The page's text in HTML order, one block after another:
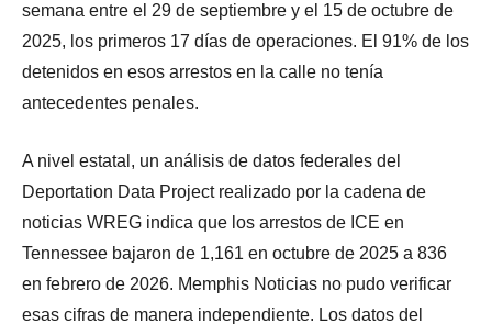
semana entre el 29 de septiembre y el 15 de octubre de
2025, los primeros 17 días de operaciones. El 91% de los
detenidos en esos arrestos en la calle no tenía
antecedentes penales.
A nivel estatal, un análisis de datos federales del
Deportation Data Project realizado por la cadena de
noticias WREG indica que los arrestos de ICE en
Tennessee bajaron de 1,161 en octubre de 2025 a 836
en febrero de 2026. Memphis Noticias no pudo verificar
esas cifras de manera independiente. Los datos del